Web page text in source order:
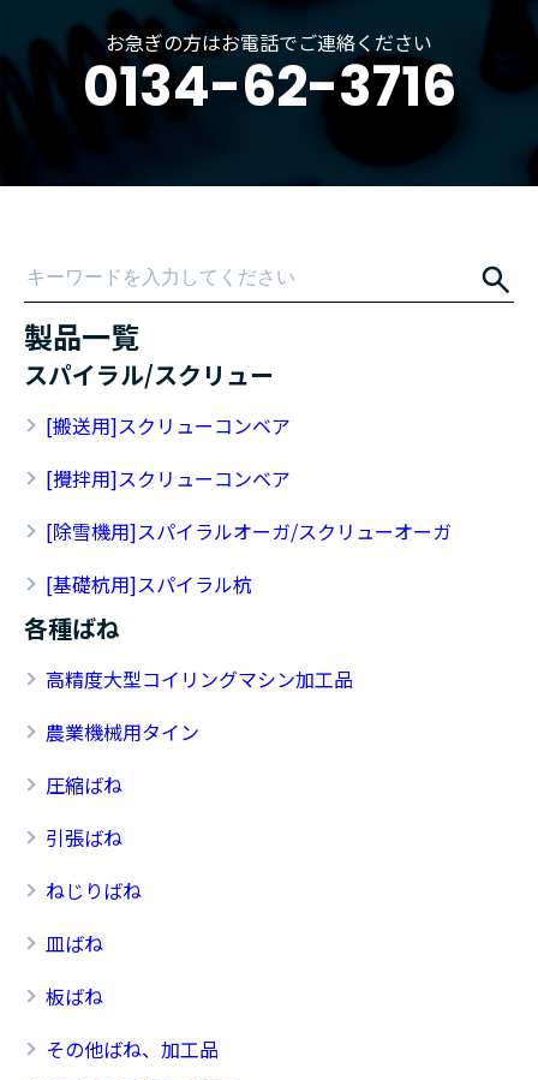
お急ぎの方はお電話でご連絡ください
0134-62-3716
製品一覧
スパイラル/スクリュー
[搬送用]スクリューコンベア
[攪拌用]スクリューコンベア
[除雪機用]スパイラルオーガ/スクリューオーガ
[基礎杭用]スパイラル杭
各種ばね
高精度大型コイリングマシン加工品
農業機械用タイン
圧縮ばね
引張ばね
ねじりばね
皿ばね
板ばね
その他ばね、加工品